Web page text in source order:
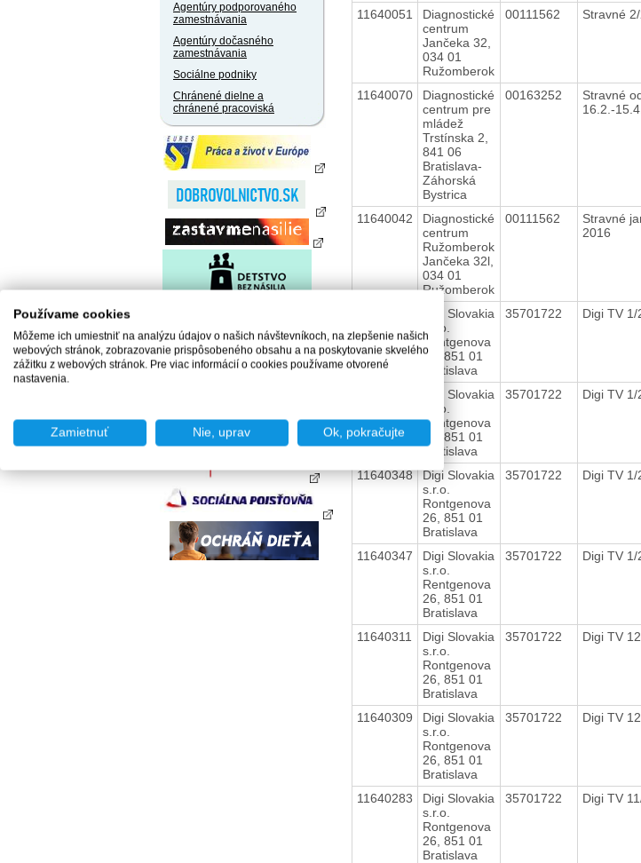
Agentúry podporovaného
zamestnávania
Agentúry dočasného
zamestnávania
Sociálne podniky
Chránené dielne a
chránené pracoviská
11640051
Diagnostické
centrum
Jančeka 32,
034 01
Ružomberok
00111562 Stravné
11640070
Diagnostické
centrum pre
mládež
Trstínska 2,
841 06
Bratislava-
Záhorská
Bystrica
00163252
Stravné
16.2.-
11640042
Diagnostické
centrum
Ružomberok
Jančeka 32l,
034 01
Ružomberok
00111562
Stravné
2016
Digi Slovakia
s.r.o.
Rontgenova
26, 851 01
Bratislava
35701722 Digi TV 1/
Digi Slovakia
s.r.o.
Rentgenova
26, 851 01
Bratislava
35701722 Digi TV 1/
11640348
Digi Slovakia
s.r.o.
Rontgenova
26, 851 01
Bratislava
35701722 Digi TV 1/
11640347
Digi Slovakia
s.r.o.
Rentgenova
26, 851 01
Bratislava
35701722 Digi TV 1/
11640311
Digi Slovakia
s.r.o.
Rontgenova
26, 851 01
Bratislava
35701722 Digi TV
11640309
Digi Slovakia
s.r.o.
Rontgenova
26, 851 01
Bratislava
35701722 Digi TV
11640283
Digi Slovakia
s.r.o.
Rontgenova
26, 851 01
Bratislava
35701722 Digi TV
Používame cookies
Môžeme ich umiestniť na analýzu údajov o našich návštevníkoch, na zlepšenie našich
webových stránok, zobrazovanie prispôsobeného obsahu a na poskytovanie skvelého
zážitku z webových stránok. Pre viac informácií o cookies používame otvorené
nastavenia.
Zamietnuť Nie, uprav Ok, pokračujte